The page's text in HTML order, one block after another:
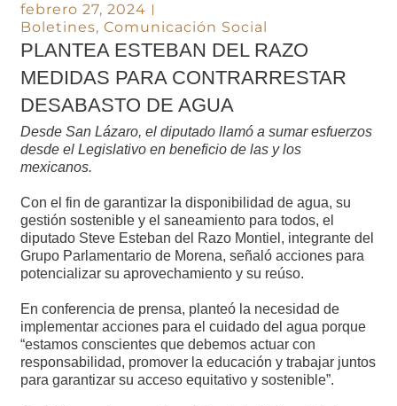
febrero 27, 2024
Boletines,Comunicación Social
PLANTEA ESTEBAN DEL RAZO
MEDIDAS PARA CONTRARRESTAR
DESABASTO DE AGUA
Desde San Lázaro, el diputado llamó a sumar esfuerzos
desde el Legislativo en beneficio de las y los
mexicanos.
Con el fin de garantizar la disponibilidad de agua, su
gestión sostenible y el saneamiento para todos, el
diputado Steve Esteban del Razo Montiel, integrante del
Grupo Parlamentario de Morena, señaló acciones para
potencializar su aprovechamiento y su reúso.
En conferencia de prensa, planteó la necesidad de
implementar acciones para el cuidado del agua porque
“estamos conscientes que debemos actuar con
responsabilidad, promover la educación y trabajar juntos
para garantizar su acceso equitativo y sostenible”.